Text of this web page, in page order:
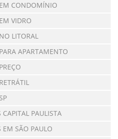
CONDOMÍNIO
VIDRO
LITORAL
APARTAMENTO
PAULISTA
EM SÃO PAULO